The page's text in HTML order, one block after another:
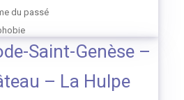
du passé
Saint-Genèse –
– La Hulpe